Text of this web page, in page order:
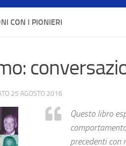
CON I PIONIERI
25 AGOSTO 2016
Questo libro
precedenti con